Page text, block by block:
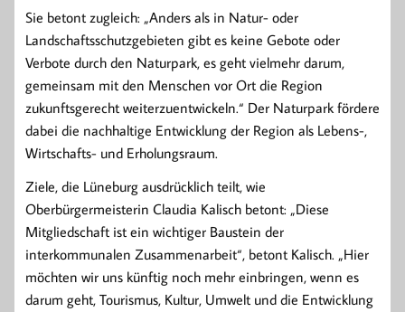
Sie betont zugleich: „Anders als in Natur- oder
Landschaftsschutzgebieten gibt es keine Gebote oder
Verbote durch den Naturpark, es geht vielmehr darum,
gemeinsam mit den Menschen vor Ort die Region
zukunftsgerecht weiterzuentwickeln.“ Der Naturpark fördere
dabei die nachhaltige Entwicklung der Region als Lebens-,
Wirtschafts- und Erholungsraum.
Ziele, die Lüneburg ausdrücklich teilt, wie
Oberbürgermeisterin Claudia Kalisch betont: „Diese
Mitgliedschaft ist ein wichtiger Baustein der
interkommunalen Zusammenarbeit“, betont Kalisch. „Hier
möchten wir uns künftig noch mehr einbringen, wenn es
darum geht, Tourismus, Kultur, Umwelt und die Entwicklung